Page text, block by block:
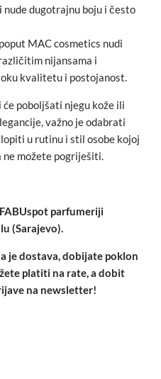
dugotrajnu boju i često
MAC cosmetics nudi
nijansama i
kvalitetu i postojanost.
poboljšati njegu kože ili
važno je odabrati
u rutinu i stil osobe kojoj
ne možete pogriješiti.
parfumeriji
(Sarajevo).
je dostava, dobijate poklon
platiti na rate, a dobit
na newsletter!